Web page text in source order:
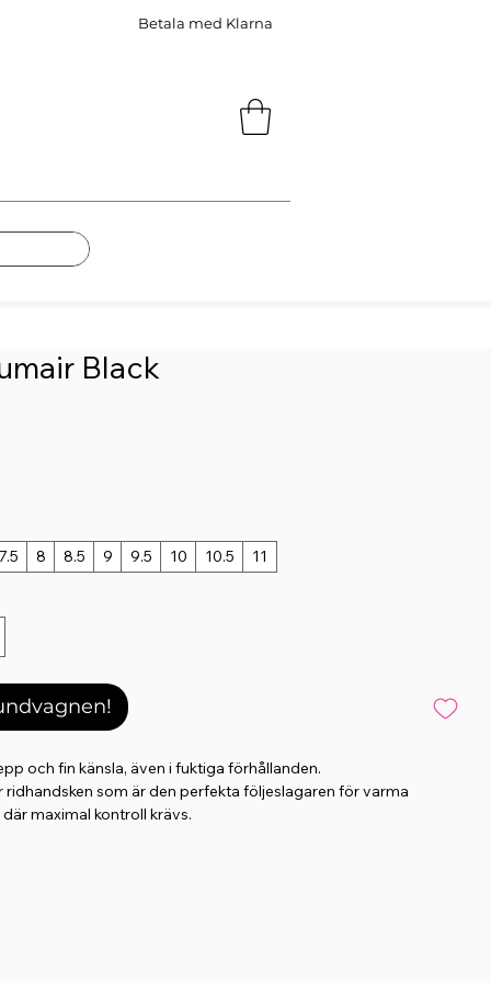
Betala med Klarna
Black
7.5 8 8.5 9 9.5 10 10.5 11
och fin känsla, även i fuktiga förhållanden.
ridhandsken som är den perfekta följeslagaren för varma
maximal kontroll krävs.